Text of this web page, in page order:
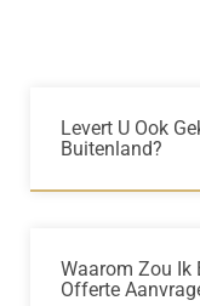
Levert U Ook
Buitenland?
Waarom Zou Ik
Offerte